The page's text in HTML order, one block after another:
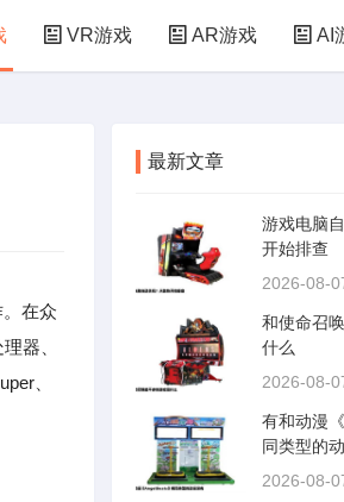
VR游戏 AR游戏 AI
在众
器、
、
最新文章
游戏电脑
开始排查
2026-08-
和使命召
什么
2026-08-
有和动漫
同类型的
2026-08-